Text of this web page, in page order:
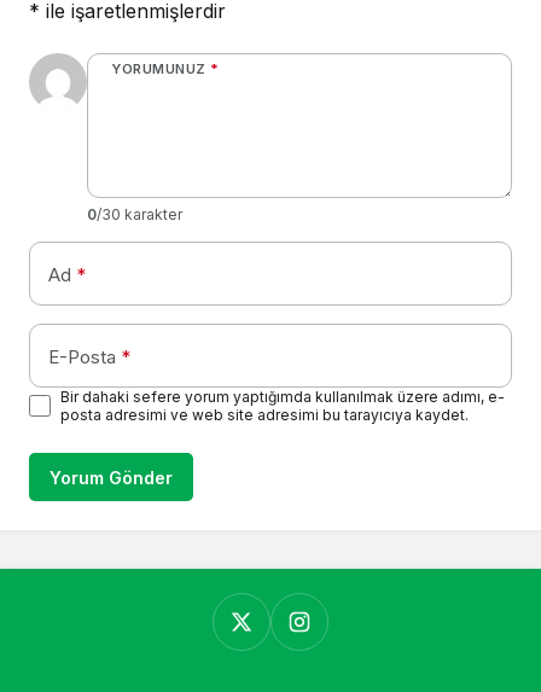
* ile işaretlenmişlerdir
YORUMUNUZ *
0/30 karakter
Ad *
E-Posta *
Bir dahaki sefere yorum yaptığımda kullanılmak üzere adımı, e-
posta adresimi ve web site adresimi bu tarayıcıya kaydet.
Yorum Gönder